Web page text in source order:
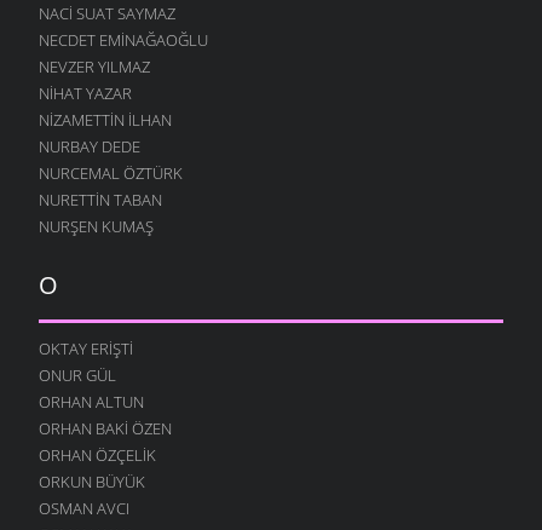
DOĞAYI BIZ KARALTTIK
18 ŞUBAT 2009
SEVGI EMEK İSTER
16 ŞUBAT 2009
HATIRLAR SENI KÖYÜMÜN İNSANI
8 ŞUBAT 2009
BOROBANA GIDERDI
24 OCAK 2009
18 OCAK 2009
NE KÖYÜ TANIR, NE DE KÜLTÜRÜNÜ
13 OCAK 2009
DINLE BENI OĞULCAN
11 OCAK 2009
FILISTIN İÇIN UYAN
7 OCAK 2009
AĞLARDI
NACI SUAT SAYMAZ
NECDET EMINAĞAOĞLU
NEVZER YILMAZ
NIHAT YAZAR
NIZAMETTIN İLHAN
NURBAY DEDE
NURCEMAL ÖZTÜRK
NURETTIN TABAN
NURŞEN KUMAŞ
O
OKTAY ERIŞTI
ONUR GÜL
ORHAN ALTUN
ORHAN BAKI ÖZEN
ORHAN ÖZÇELIK
ORKUN BÜYÜK
OSMAN AVCI